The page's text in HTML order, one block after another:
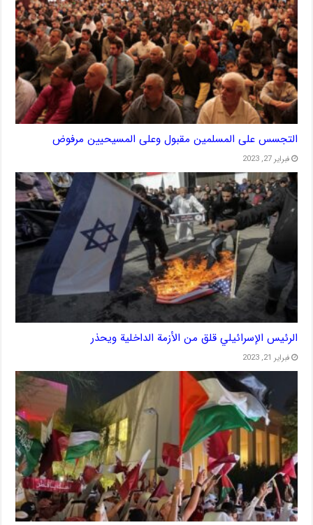
التجسس على المسلمين مقبول وعلى المسيحيين مرفوض
فبراير 27, 2023
الرئيس الإسرائيلي قلق من الأزمة الداخلية ويحذر
فبراير 21, 2023